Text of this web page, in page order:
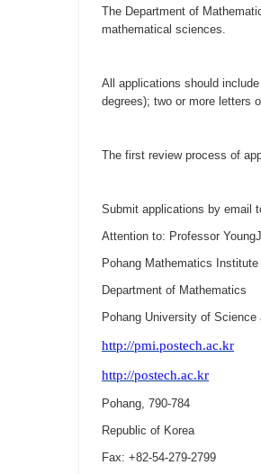
The Department of
mathematical sciences.
All applications should
degrees); two or more letters
The first review process of
Submit applications by email
Attention to: Professor
Pohang Mathematics Institute
Department of Mathematics
Pohang University of Science
http://pmi.postech.ac.kr
http://postech.ac.kr
Pohang, 790-784
Republic of Korea
Fax: +82-54-279-2799